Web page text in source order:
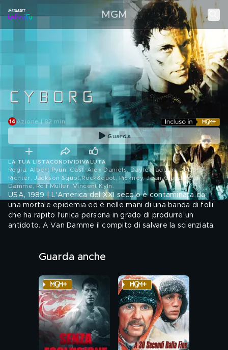
MGM
Azione | 82 min
Guarda
LA TUA LISTA CONDIVIDI VALUTA
Regia: Albert Pyun. Cast: Alex Daniels, Dayle Haddon, Deborah
Richter, Jackson &quot;Rock&quot; Pickney, Jean-Claude Van
Damme, Rolf Muller, Vincent Kyln
USA, 1989 | L'America del XXI secolo è contaminata da
una mortale epidemia ed è nelle mani di una banda di folli
che ha rapito l'unica persona in grado di produrre un
antidoto. A Van Damme il compito di salvare la scienziata.
Genere: Azione, Drammatico
Guarda anche